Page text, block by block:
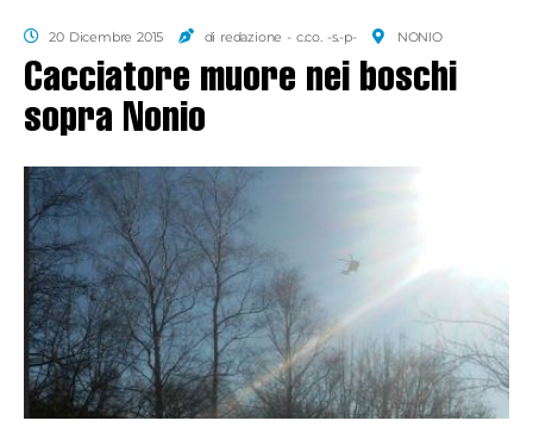
20 Dicembre 2015 di redazione - c.co. -s.-p- NONIO
Cacciatore muore nei boschi
sopra Nonio